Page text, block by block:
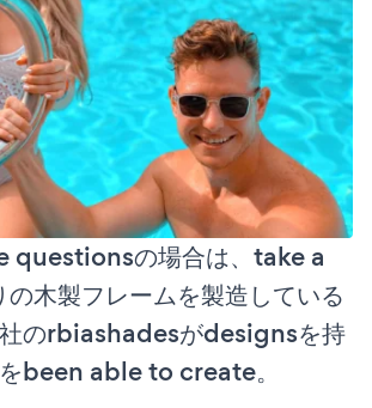
questionsの場合は、take a
木製フレームを製造している
のrbiashadesがdesignsを持
been able to create。